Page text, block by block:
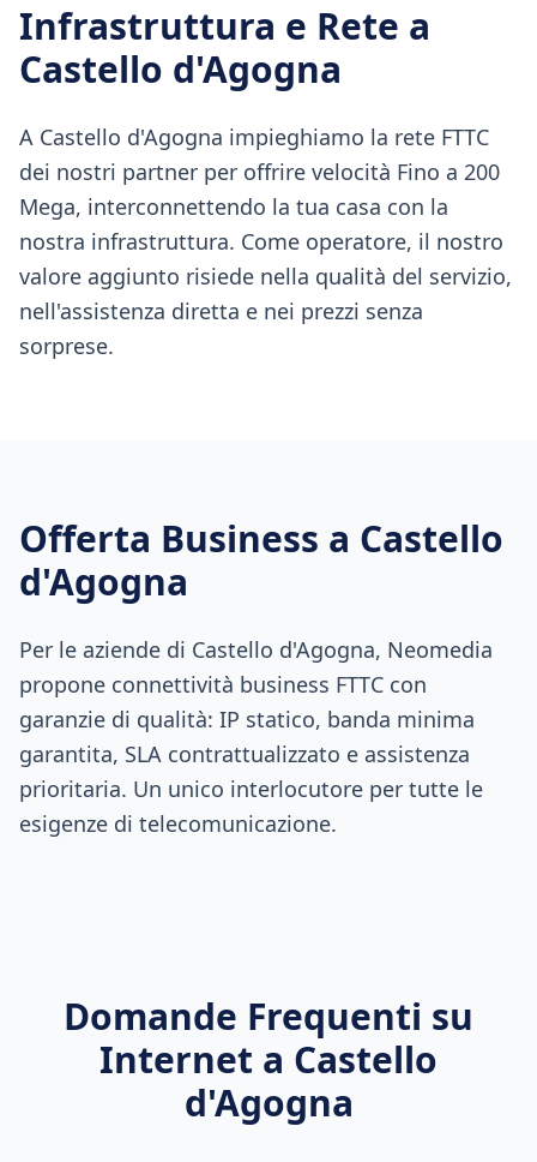
Infrastruttura e Rete a
Castello d'Agogna
A Castello d'Agogna impieghiamo la rete FTTC
dei nostri partner per offrire velocità Fino a 200
Mega, interconnettendo la tua casa con la
nostra infrastruttura. Come operatore, il nostro
valore aggiunto risiede nella qualità del servizio,
nell'assistenza diretta e nei prezzi senza
sorprese.
Offerta Business a Castello
d'Agogna
Per le aziende di Castello d'Agogna, Neomedia
propone connettività business FTTC con
garanzie di qualità: IP statico, banda minima
garantita, SLA contrattualizzato e assistenza
prioritaria. Un unico interlocutore per tutte le
esigenze di telecomunicazione.
Domande Frequenti su
Internet a Castello
d'Agogna